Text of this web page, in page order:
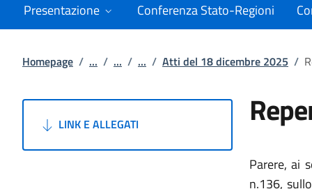
Presentazione Conferenza Stato-Regioni
Homepage / ... / ... / ... / Atti del 18 dicembre 2025 /
LINK E ALLEGATI
Parere,ai
n.136,